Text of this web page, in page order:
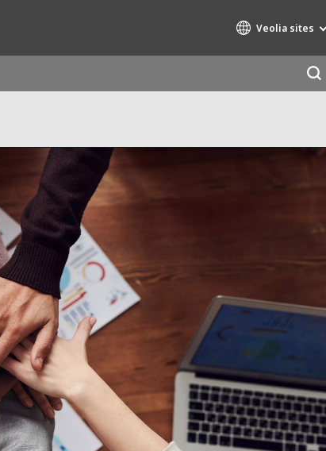
Veolia sites
AIR QUALITY
ENGINEERING & CONSULTING
HAZARDOUS WASTE EUROPE
INDUSTRIES GLOBAL SOLUTIONS
NUCLEAR SOLUTIONS
OFIS
SEDE BENELUX
VEOLIA AGRICULTURE
WATER TECHNOLOGIES